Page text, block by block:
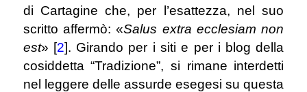
di Cartagine che, per l’esattezza, nel suo
scritto affermò: «Salus extra ecclesiam non
est» [2]. Girando per i siti e per i blog della
cosiddetta “Tradizione”, si rimane interdetti
nel leggere delle assurde esegesi su questa